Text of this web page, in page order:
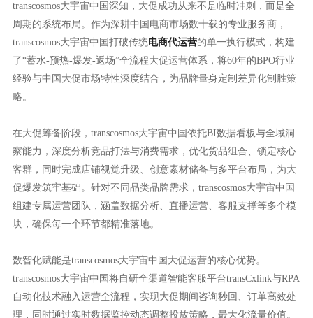
transcosmos大宇宙中国深知，大促成功从来不是临时冲刺，而是全
周期的系统布局。作为深耕中国电商市场数十载的专业服务商，
transcosmos大宇宙中国打破传统电商代运营的单一执行模式，构建
了“蓄水-预热-爆发-返场”全流程大促运营体系，将60年的BPO行业
经验与中国大促市场特性深度结合，为品牌量身定制差异化制胜策
略。
在大促筹备阶段，transcosmos大宇宙中国依托BI数据看板与全域洞
察能力，深度分析竞品打法与消费需求，优化货品组合、锁定核心
客群，同时完成店铺视觉升级、创意素材储备与多平台布局，为大
促爆发筑牢基础。针对不同品类品牌需求，transcosmos大宇宙中国
组建专属运营团队，涵盖数据分析、直播运营、客服支撑等多个模
块，确保每一个环节都精准落地。
数智化赋能是transcosmos大宇宙中国大促运营的核心优势。
transcosmos大宇宙中国将自研全渠道智能客服平台transCxlink与RPA
自动化技术融入运营全流程，实现大促期间咨询秒回、订单高效处
理，同时通过实时数据监控动态调整投放策略，最大化流量价值。